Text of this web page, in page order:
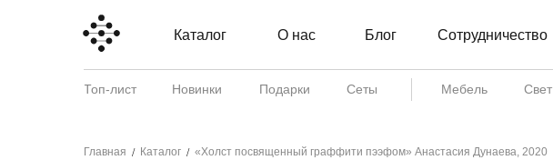
Каталог О нас Блог Сотрудничество
Новинки Подарки
Топ-лист Свет
Мебель
Сеты
Главная / Каталог / «Холст посвященный граффити пээфом» Анастасия Дунаева, 2020